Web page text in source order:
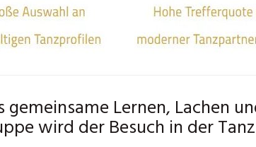
gemeinsame Lernen, Lachen
wird der Besuch in der